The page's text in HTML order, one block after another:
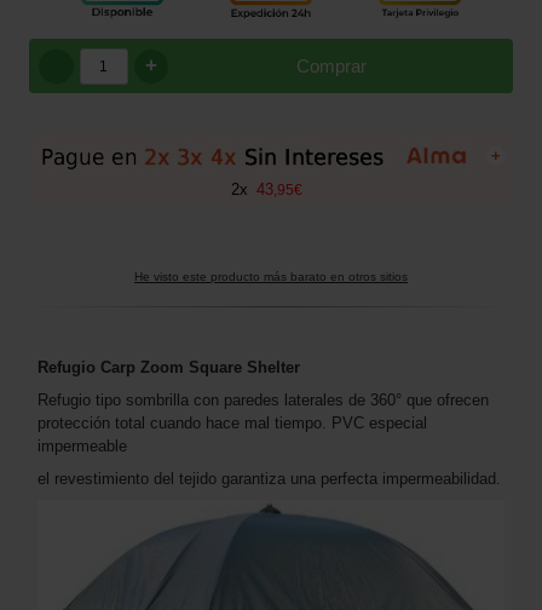
Comprar
+
+
2x 43 95€
He visto este producto más barato en otros sitios
Refugio Carp Zoom Square Shelter
Refugio tipo sombrilla con paredes laterales de 360° que ofrecen
protección total cuando hace mal tiempo. PVC especial
impermeable
el revestimiento del tejido garantiza una perfecta impermeabilidad.